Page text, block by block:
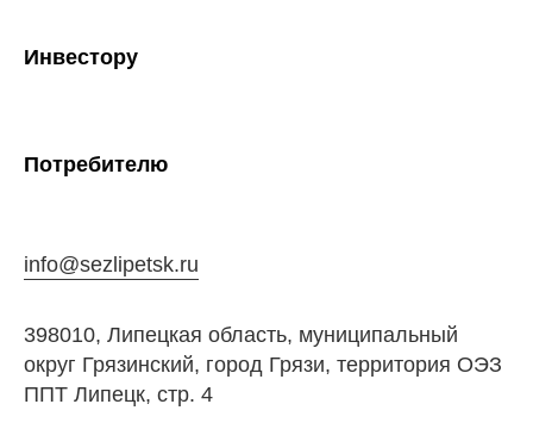
info@sezlipetsk.ru
398010, Липецкая область, муниципальный
округ Грязинский, город Грязи, территория ОЭЗ
ППТ Липецк, стр. 4
Инвестору
Потребителю